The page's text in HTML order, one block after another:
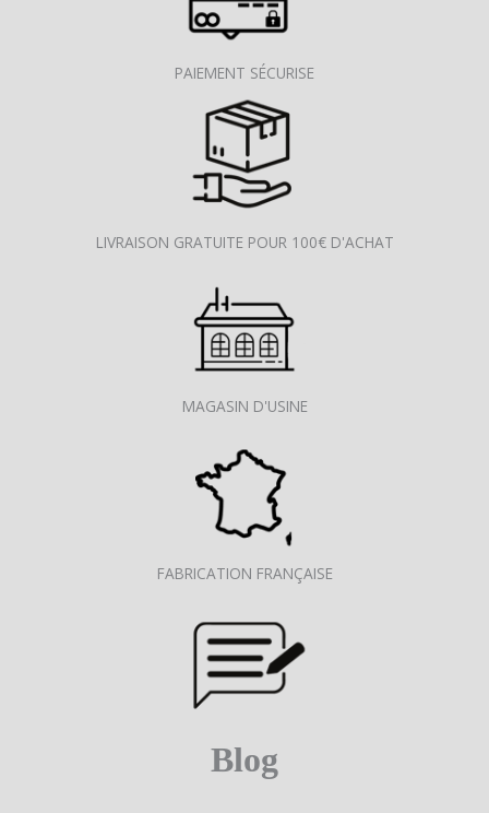
PAIEMENT SÉCURISE
LIVRAISON GRATUITE POUR 100€ D'ACHAT
MAGASIN D'USINE
FABRICATION FRANÇAISE
Blog